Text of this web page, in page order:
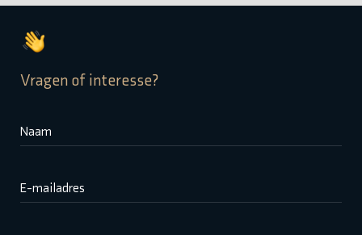
Vragen of interesse?
Naam
E-mailadres